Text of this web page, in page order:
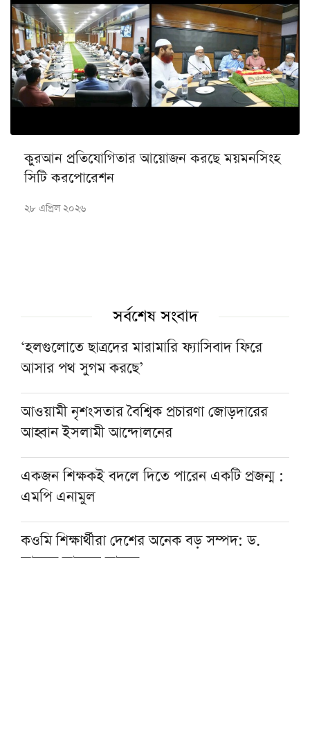
কুরআন প্রতিযোগিতার আয়োজন করছে ময়মনসিংহ
সিটি করপোরেশন
২৮ এপ্রিল ২০২৬
সর্বশেষ সংবাদ
‘হলগুলোতে ছাত্রদের মারামারি ফ্যাসিবাদ ফিরে
আসার পথ সুগম করছে’
আওয়ামী নৃশংসতার বৈশ্বিক প্রচারণা জোড়দারের
আহ্বান ইসলামী আন্দোলনের
একজন শিক্ষকই বদলে দিতে পারেন একটি প্রজন্ম :
এমপি এনামুল
কওমি শিক্ষার্থীরা দেশের অনেক বড় সম্পদ: ড.
আহমদ আবদুল কাদের